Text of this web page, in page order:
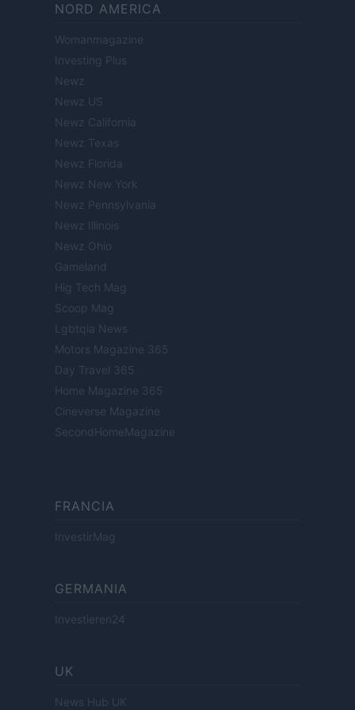
NORD AMERICA
Womanmagazine
Investing Plus
Newz
Newz US
Newz California
Newz Texas
Newz Florida
Newz New York
Newz Pennsylvania
Newz Illinois
Newz Ohio
Gameland
Hig Tech Mag
Scoop Mag
Lgbtqia News
Motors Magazine 365
Day Travel 365
Home Magazine 365
Cineverse Magazine
SecondHomeMagazine
FRANCIA
InvestirMag
GERMANIA
Investieren24
UK
News Hub UK